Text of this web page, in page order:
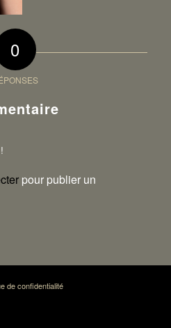
0
pour publier un
de confidentialité